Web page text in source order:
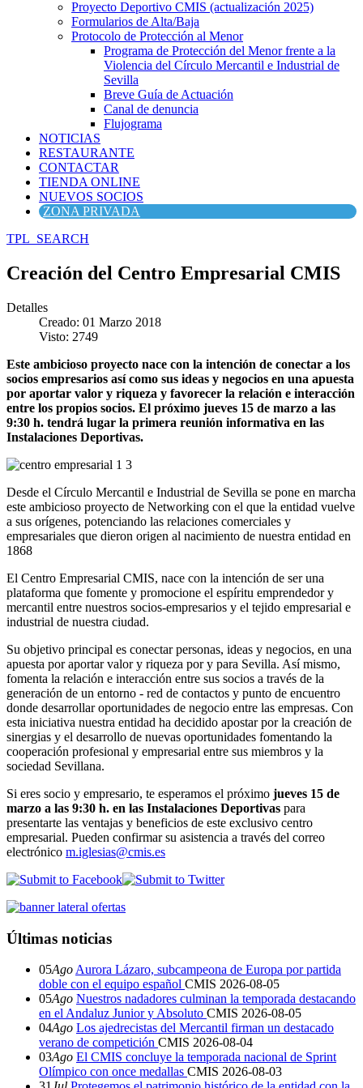
Proyecto Deportivo CMIS (actualización 2025)
Formularios de Alta/Baja
Protocolo de Protección al Menor
Programa de Protección del Menor frente a la
Violencia del Círculo Mercantil e Industrial de
Sevilla
Breve Guía de Actuación
Canal de denuncia
Flujograma
NOTICIAS
RESTAURANTE
CONTACTAR
TIENDA ONLINE
NUEVOS SOCIOS
ZONA PRIVADA
TPL_SEARCH
Creación del Centro Empresarial CMIS
Detalles
Creado: 01 Marzo 2018
Visto: 2749
Este ambicioso proyecto nace con la intención de conectar a los
socios empresarios así como sus ideas y negocios en una apuesta
por aportar valor y riqueza y favorecer la relación e interacción
entre los propios socios. El próximo jueves 15 de marzo a las
9:30 h. tendrá lugar la primera reunión informativa en las
Instalaciones Deportivas.
Desde el Círculo Mercantil e Industrial de Sevilla se pone en marcha
este ambicioso proyecto de Networking con el que la entidad vuelve
a sus orígenes, potenciando las relaciones comerciales y
empresariales que dieron origen al nacimiento de nuestra entidad en
1868
El Centro Empresarial CMIS, nace con la intención de ser una
plataforma que fomente y promocione el espíritu emprendedor y
mercantil entre nuestros socios-empresarios y el tejido empresarial e
industrial de nuestra ciudad.
Su objetivo principal es conectar personas, ideas y negocios, en una
apuesta por aportar valor y riqueza por y para Sevilla. Así mismo,
fomenta la relación e interacción entre sus socios a través de la
generación de un entorno - red de contactos y punto de encuentro
donde desarrollar oportunidades de negocio entre las empresas. Con
esta iniciativa nuestra entidad ha decidido apostar por la creación de
sinergias y el desarrollo de nuevas oportunidades fomentando la
cooperación profesional y empresarial entre sus miembros y la
sociedad Sevillana.
Si eres socio y empresario, te esperamos el próximo jueves 15 de
marzo a las 9:30 h. en las Instalaciones Deportivas para
presentarte las ventajas y beneficios de este exclusivo centro
empresarial. Pueden confirmar su asistencia a través del correo
electrónico m.iglesias@cmis.es
Últimas noticias
05Ago Aurora Lázaro, subcampeona de Europa por partida
doble con el equipo español CMIS 2026-08-05
05Ago Nuestros nadadores culminan la temporada destacando
en el Andaluz Junior y Absoluto CMIS 2026-08-05
04Ago Los ajedrecistas del Mercantil firman un destacado
verano de competición CMIS 2026-08-04
03Ago El CMIS concluye la temporada nacional de Sprint
Olímpico con once medallas CMIS 2026-08-03